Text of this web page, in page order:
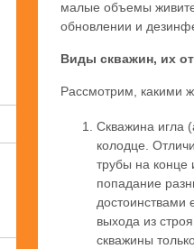
малые объемы
обновлении и
Виды скважин, их
Рассмотрим, какими
Скважина игла
колодце.
трубы на конце
попадание
достоинствами
выхода из
скважины